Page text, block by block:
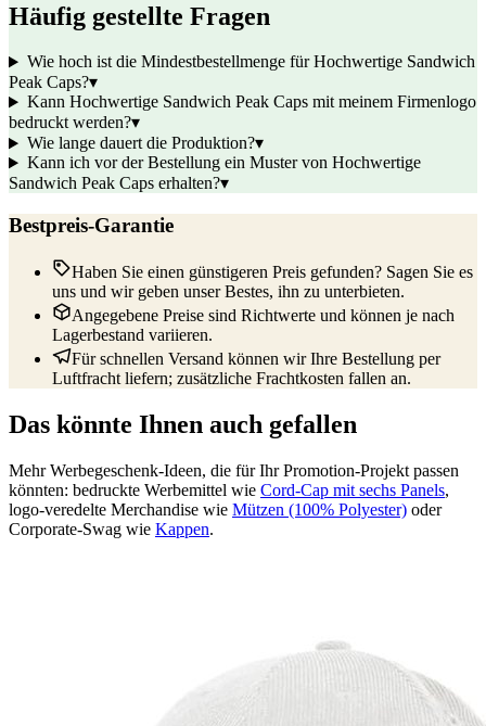
Häufig gestellte Fragen
Wie hoch ist die Mindestbestellmenge für Hochwertige Sandwich
Peak Caps?▾
Kann Hochwertige Sandwich Peak Caps mit meinem Firmenlogo
bedruckt werden?▾
Wie lange dauert die Produktion?▾
Kann ich vor der Bestellung ein Muster von Hochwertige
Sandwich Peak Caps erhalten?▾
Bestpreis-Garantie
Haben Sie einen günstigeren Preis gefunden? Sagen Sie es
uns und wir geben unser Bestes, ihn zu unterbieten.
Angegebene Preise sind Richtwerte und können je nach
Lagerbestand variieren.
Für schnellen Versand können wir Ihre Bestellung per
Luftfracht liefern; zusätzliche Frachtkosten fallen an.
Das könnte Ihnen auch gefallen
Mehr Werbegeschenk-Ideen, die für Ihr Promotion-Projekt passen
könnten: bedruckte Werbemittel wie Cord-Cap mit sechs Panels,
logo-veredelte Merchandise wie Mützen (100% Polyester) oder
Corporate-Swag wie Kappen.